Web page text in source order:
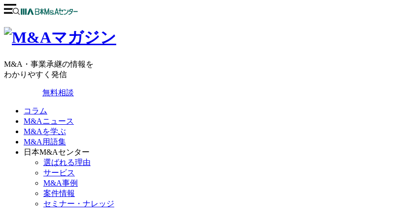
M&A・事業承継の情報を
わかりやすく発信
無料相談
コラム
M&Aニュース
M&Aを学ぶ
M&A用語集
日本M&Aセンター
選ばれる理由
サービス
M&A事例
案件情報
セミナー・ナレッジ